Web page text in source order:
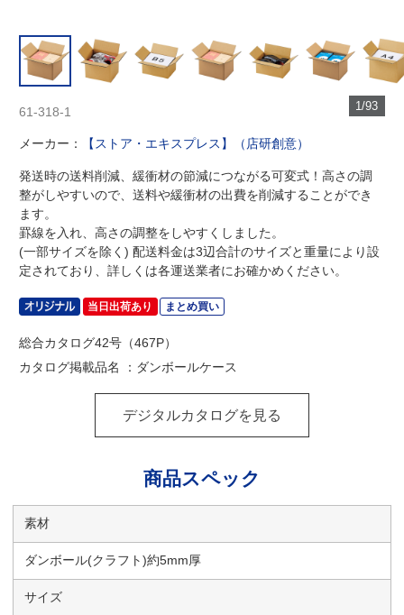
1/93
61-318-1
メーカー： 【ストア・エキスプレス】（店研創意）
発送時の送料削減、緩衝材の節減につながる可変式！高さの調
整がしやすいので、送料や緩衝材の出費を削減することができ
ます。
罫線を入れ、高さの調整をしやすくしました。
(一部サイズを除く) 配送料金は3辺合計のサイズと重量により設
定されており、詳しくは各運送業者にお確かめください。
当日出荷あり まとめ買い
総合カタログ42号（467P）
カタログ掲載品名 ：ダンボールケース
デジタルカタログを見る
商品スペック
素材
ダンボール(クラフト)約5mm厚
サイズ